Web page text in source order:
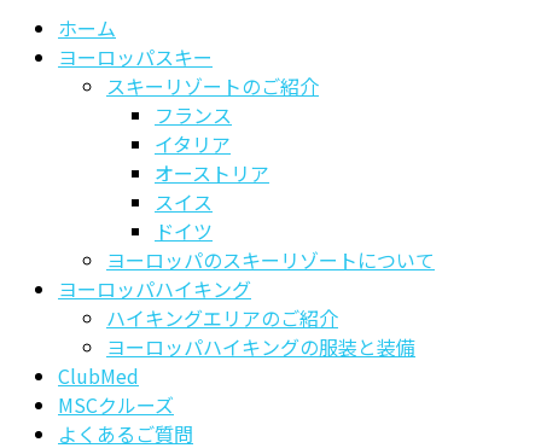
ホーム
ヨーロッパスキー
スキーリゾートのご紹介
フランス
イタリア
オーストリア
スイス
ドイツ
ヨーロッパのスキーリゾートについて
ヨーロッパハイキング
ハイキングエリアのご紹介
ヨーロッパハイキングの服装と装備
ClubMed
MSCクルーズ
よくあるご質問